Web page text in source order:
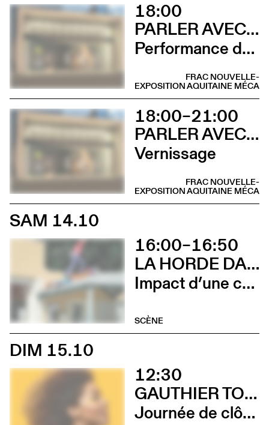
18:00
PARLER AVEC ELLES
Performance de Davide-Christelle Sanvee
FRAC NOUVELLE-
AQUITAINE MÉCA
EXPOSITION
18:00–21:00
PARLER AVEC ELLES
Vernissage
FRAC NOUVELLE-
AQUITAINE MÉCA
EXPOSITION
SAM 14.10
16:00–16:50
LA HORDE DANS LES PAVÉS
Impact d’une course x Stadium
SCÈNE
DIM 15.10
12:30
GAUTHIER TOUX TRIO / LOUIS JUCKER / YILIAN CAÑIZARES
Journée de clôture du FAB (Brunch)